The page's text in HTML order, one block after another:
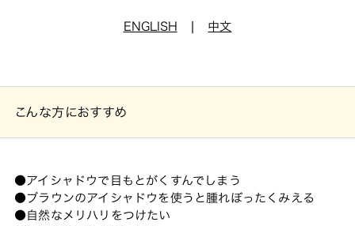
ENGLISH 中文
こんな方におすすめ
アイシャドウで目もとがくすんでしまう
ブラウンのアイシャドウを使うと腫れぼったくみえる
自然なメリハリをつけたい